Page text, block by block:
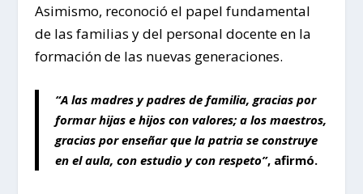
Asimismo, reconoció el papel fundamental
de las familias y del personal docente en la
formación de las nuevas generaciones.
“A las madres y padres de familia, gracias por
formar hijas e hijos con valores; a los maestros,
gracias por enseñar que la patria se construye
en el aula, con estudio y con respeto”, afirmó.